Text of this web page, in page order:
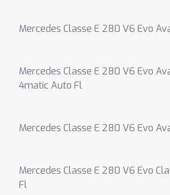
Mercedes Classe E 280 V6 Evo
Mercedes Classe E 280 V6 Evo
4matic Auto Fl
Mercedes Classe E 280 V6 Evo
Mercedes Classe E 280 V6 Evo
Fl